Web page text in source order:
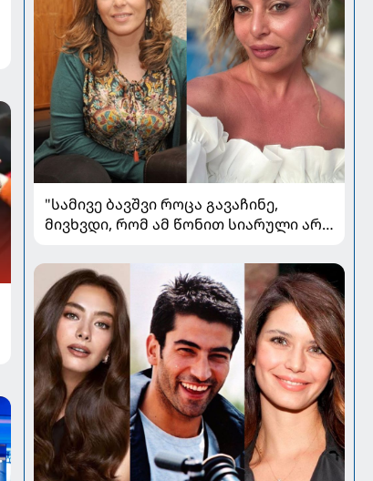
"სამივე ბავშვი როცა გავაჩინე,
მივხვდი, რომ ამ წონით სიარული არ
კილოგრამამდე - თამუნა
ლეკვეიშვილი წონის კლების
გამოცდილებაზე საუბრობს